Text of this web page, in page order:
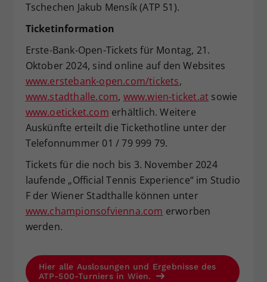
Tschechen Jakub Mensík (ATP 51).
Ticketinformation
Erste-Bank-Open-Tickets für Montag, 21.
Oktober 2024, sind online auf den Websites
www.erstebank-open.com/tickets,
www.stadthalle.com, www.wien-ticket.at sowie
www.oeticket.com erhältlich. Weitere
Auskünfte erteilt die Tickethotline unter der
Telefonnummer 01 / 79 999 79.
Tickets für die noch bis 3. November 2024
laufende „Official Tennis Experience“ im Studio
F der Wiener Stadthalle können unter
www.championsofvienna.com erworben
werden.
Hier alle Auslosungen und Ergebnisse des
ATP-500-Turniers in Wien.